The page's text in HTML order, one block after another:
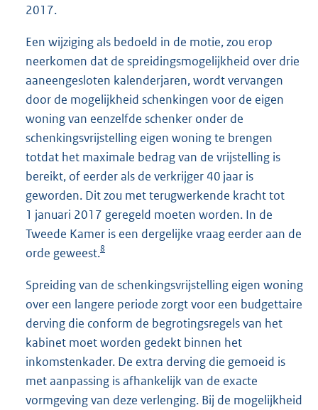
2017.
Een wijziging als bedoeld in de motie, zou erop
neerkomen dat de spreidingsmogelijkheid over drie
aaneengesloten kalenderjaren, wordt vervangen
door de mogelijkheid schenkingen voor de eigen
woning van eenzelfde schenker onder de
schenkingsvrijstelling eigen woning te brengen
totdat het maximale bedrag van de vrijstelling is
bereikt, of eerder als de verkrijger 40 jaar is
geworden. Dit zou met terugwerkende kracht tot
1 januari 2017 geregeld moeten worden. In de
Tweede Kamer is een dergelijke vraag eerder aan de
orde geweest.8
Spreiding van de schenkingsvrijstelling eigen woning
over een langere periode zorgt voor een budgettaire
derving die conform de begrotingsregels van het
kabinet moet worden gedekt binnen het
inkomstenkader. De extra derving die gemoeid is
met aanpassing is afhankelijk van de exacte
vormgeving van deze verlenging. Bij de mogelijkheid